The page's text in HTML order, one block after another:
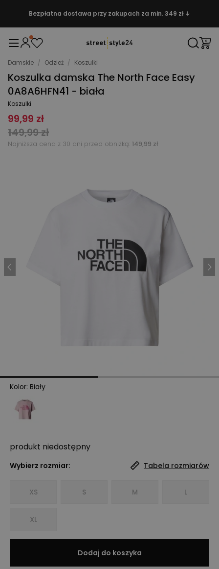
Bezpłatna dostawa przy zakupach za min. 349 zł ↓
Damskie / Odzież / Koszulki
Koszulka damska The North Face Easy
0A8A6HFN41 - biała
Koszulki
99,99 zł
149,99 zł
Najniższa cena z 30 dni przed obniżką: 149,99 zł
Kolor: Biały
produkt niedostępny
Wybierz rozmiar: Tabela rozmiarów
XS S M L
XL
Dodaj do koszyka